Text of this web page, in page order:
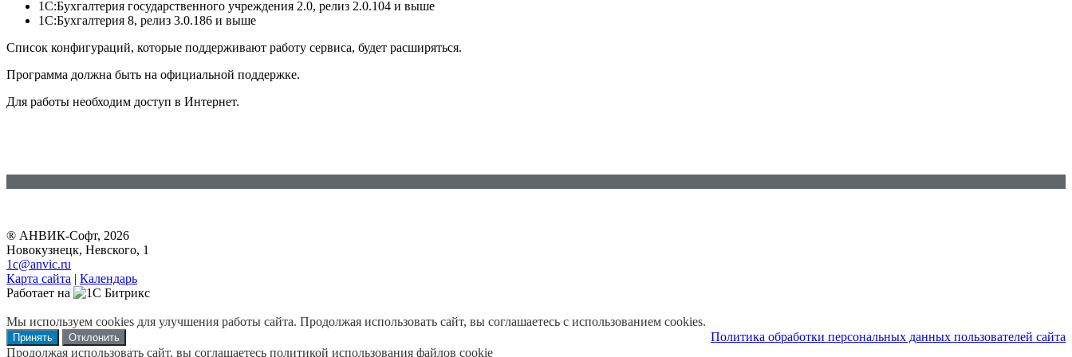
1С:Бухгалтерия государственного учреждения 2.0, релиз 2.0.104 и выше
1С:Бухгалтерия 8, релиз 3.0.186 и выше
Список конфигураций, которые поддерживают работу сервиса, будет расширяться.
Программа должна быть на официальной поддержке.
Для работы необходим доступ в Интернет.
® АНВИК-Софт, 2026
Новокузнецк, Невского, 1
1c@anvic.ru
Карта сайта | Календарь
Работает на
Политика обработки персональных данных пользователей сайта
Мы используем cookies для улучшения работы сайта. Продолжая использовать сайт, вы соглашаетесь с использованием cookies.
Принять Отклонить
Продолжая использовать сайт, вы соглашаетесь политикой использования файлов cookie